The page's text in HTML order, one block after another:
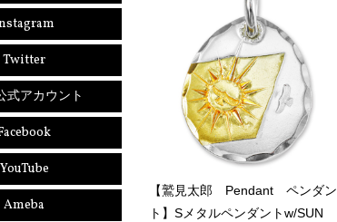
【鷲見太郎 Pendant ペンダン
ト】Sメタルペンダントw/SUN
Twitter
式アカウント
YouTube
Ameba